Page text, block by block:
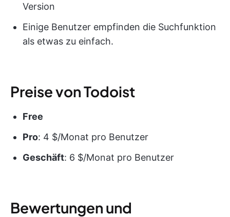
Version
Einige Benutzer empfinden die Suchfunktion
als etwas zu einfach.
Preise von Todoist
Free
Pro: 4 $/Monat pro Benutzer
Geschäft: 6 $/Monat pro Benutzer
Bewertungen und